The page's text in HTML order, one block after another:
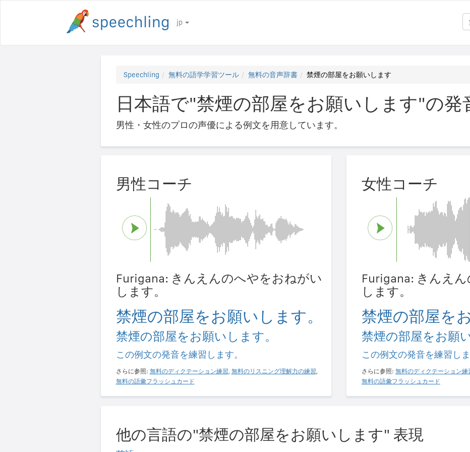
jp
Speechling 無料の語学学習ツール 無料の音声辞書 禁煙の部屋をお願いします
日本語で"禁煙の部屋をお願いします"の発
男性・女性のプロの声優による例文を用意しています。
男性コーチ
Furigana: きんえんのへやをおねがい
します。
禁煙の部屋をお願いします。
禁煙の部屋をお願いします。
この例文の発音を練習します。
さらに参照: 無料のディクテーション練習, 無料のリスニング理解力の練習,
無料の語彙フラッシュカード
女性コーチ
Furigana: きんえ
します。
禁煙の部屋を
禁煙の部屋をお願
この例文の発音を練習しま
さらに参照: 無料のディクテーション練
無料の語彙フラッシュカード
他の言語の"禁煙の部屋をお願いします" 表現